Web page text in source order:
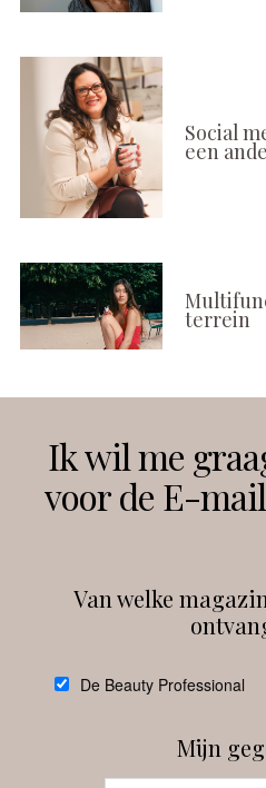
Social
een
terrein
Instagram
Ik wil me
voor de E-
Van welke
De Beauty Professional
Mijn